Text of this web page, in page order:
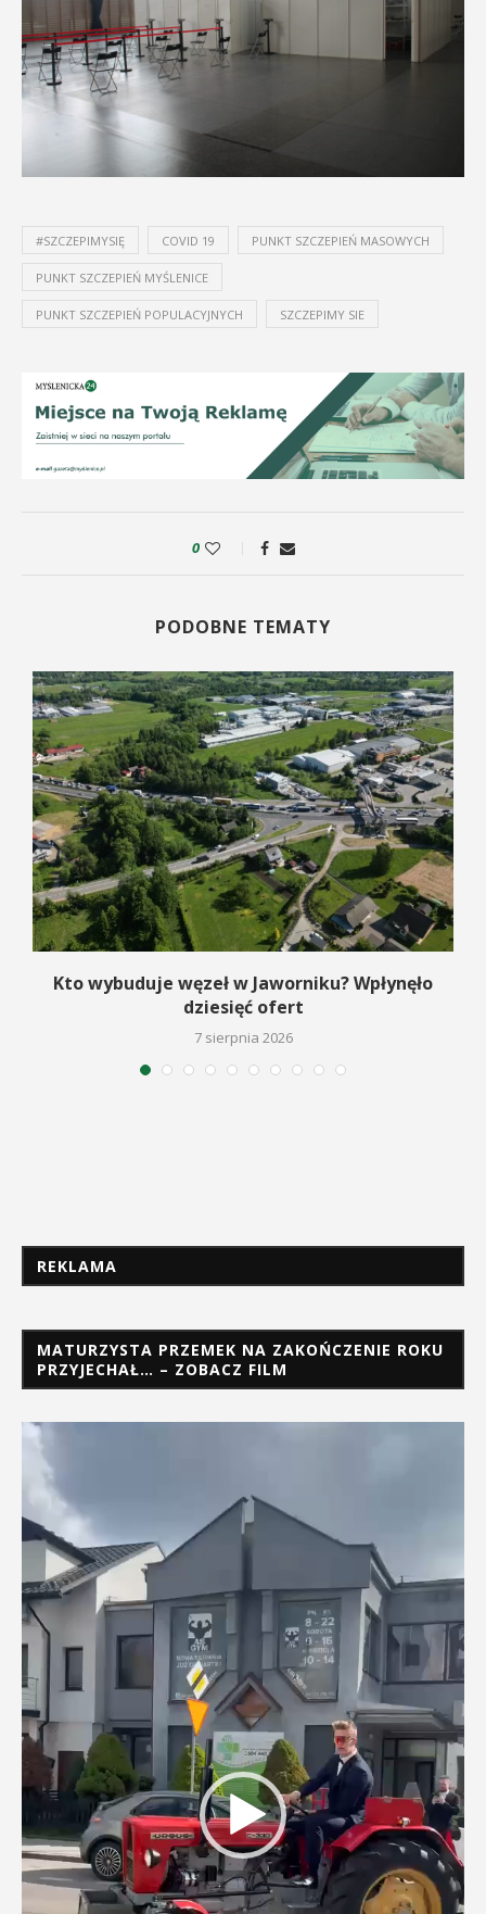
#SZCZEPIMYSIĘ COVID 19 PUNKT SZCZEPIEŃ MASOWYCH
PUNKT SZCZEPIEŃ MYŚLENICE
PUNKT SZCZEPIEŃ POPULACYJNYCH SZCZEPIMY SIE
0
PODOBNE TEMATY
Kto wybuduje węzeł w Jaworniku? Wpłynęło
dziesięć ofert
7 sierpnia 2026
REKLAMA
MATURZYSTA PRZEMEK NA ZAKOŃCZENIE ROKU
PRZYJECHAŁ… – ZOBACZ FILM
Odtwarzacz